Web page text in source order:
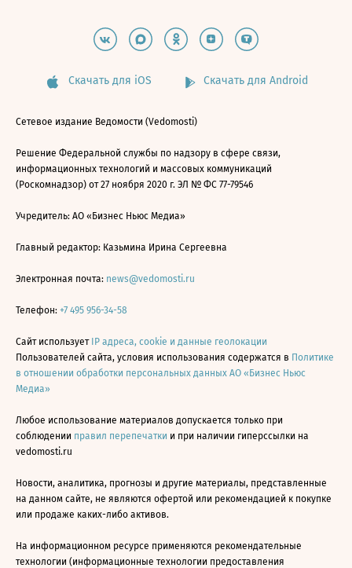
Скачать для iOS Скачать для Android
Сетевое издание Ведомости (Vedomosti)
Решение Федеральной службы по надзору в сфере связи,
информационных технологий и массовых коммуникаций
(Роскомнадзор) от 27 ноября 2020 г. ЭЛ № ФС 77-79546
Учредитель: АО «Бизнес Ньюс Медиа»
Главный редактор: Казьмина Ирина Сергеевна
Электронная почта: news@vedomosti.ru
Телефон: +7 495 956-34-58
Сайт использует IP адреса, cookie и данные геолокации
Пользователей сайта, условия использования содержатся в Политике
в отношении обработки персональных данных АО «Бизнес Ньюс
Медиа»
Любое использование материалов допускается только при
соблюдении правил перепечатки и при наличии гиперссылки на
vedomosti.ru
Новости, аналитика, прогнозы и другие материалы, представленные
на данном сайте, не являются офертой или рекомендацией к покупке
или продаже каких-либо активов.
На информационном ресурсе применяются рекомендательные
технологии (информационные технологии предоставления